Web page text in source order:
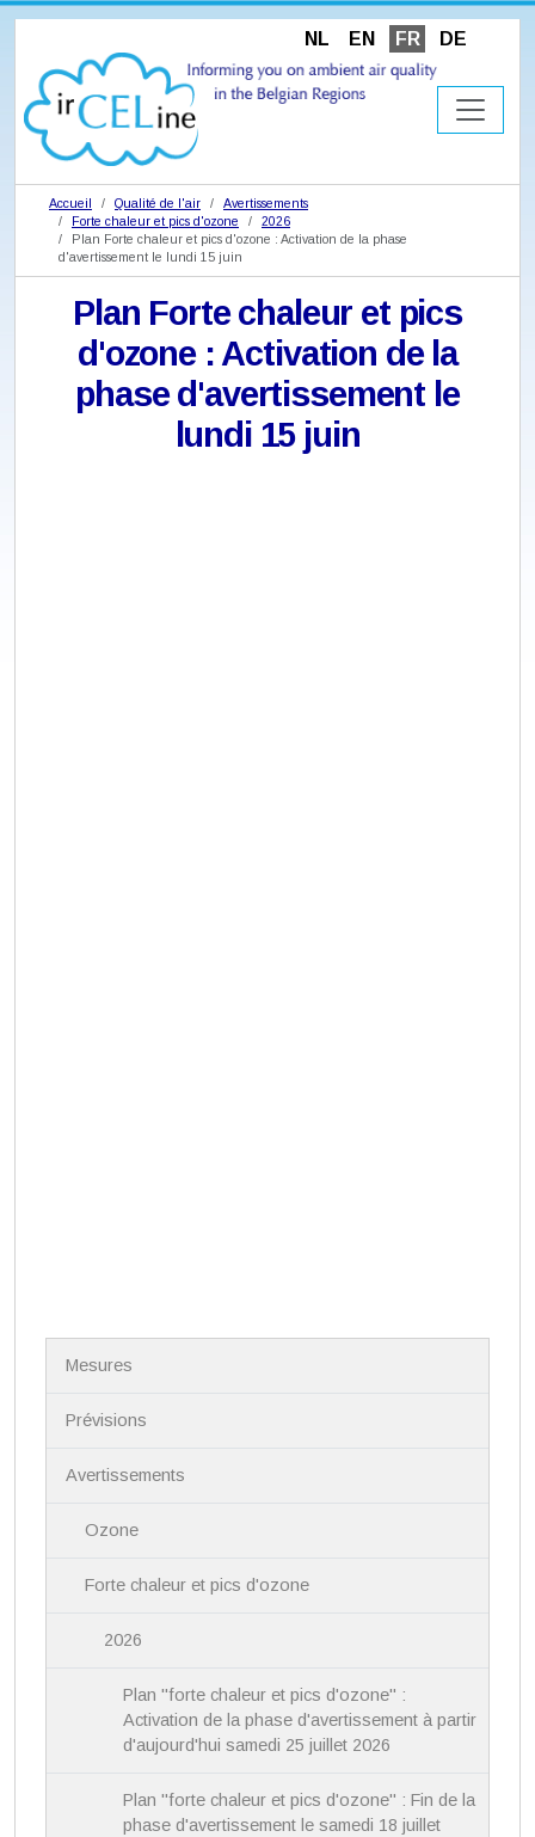
NL EN FR DE
Accueil Qualité de l'air
Avertissements
Forte chaleur et pics d'ozone
2026
Plan Forte chaleur et pics d'ozone : Activation de la phase
d'avertissement le lundi 15 juin
Plan Forte chaleur et pics
d'ozone : Activation de la
phase d'avertissement le
lundi 15 juin
Mesures
Prévisions
Avertissements
Ozone
Forte chaleur et pics d'ozone
2026
Plan "forte chaleur et pics d'ozone" :
Activation de la phase d'avertissement à partir
d'aujourd'hui samedi 25 juillet 2026
Plan "forte chaleur et pics d'ozone" : Fin de la
phase d'avertissement le samedi 18 juillet